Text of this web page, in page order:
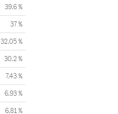
39,6 %
37 %
32,05 %
30,2 %
7,43 %
6,93 %
6,81 %